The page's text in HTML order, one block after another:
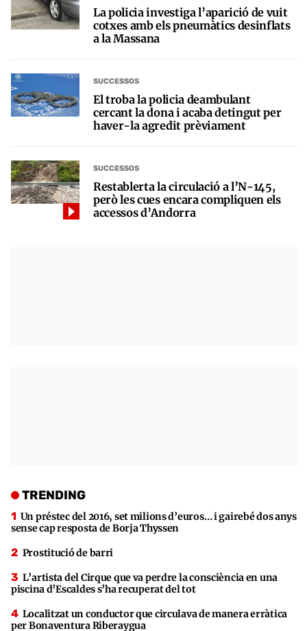
La policia investiga l’aparició de vuit
cotxes amb els pneumàtics desinflats
a la Massana
SUCCESSOS
El troba la policia deambulant
cercant la dona i acaba detingut per
haver-la agredit prèviament
SUCCESSOS
Restablerta la circulació a l’N-145,
però les cues encara compliquen els
accessos d’Andorra
TRENDING
Un préstec del 2016, set milions d’euros… i gairebé dos anys
sense cap resposta de Borja Thyssen
Prostitució de barri
L’artista del Cirque que va perdre la consciència en una
piscina d’Escaldes s’ha recuperat del tot
Localitzat un conductor que circulava de manera erràtica
per Bonaventura Riberaygua